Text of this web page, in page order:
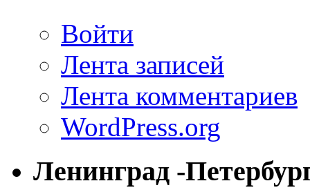
Войти
Лента записей
Лента комментариев
WordPress.org
Ленинград -